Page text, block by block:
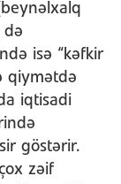
də
isə “kəfkir
qiymətdə
iqtisadi
göstərir.
zəif